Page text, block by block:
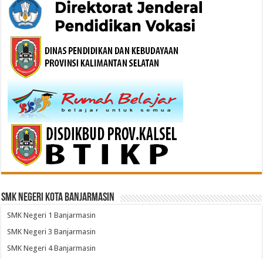
SMK Negeri Kota Banjarmasin
SMK Negeri 1 Banjarmasin
SMK Negeri 3 Banjarmasin
SMK Negeri 4 Banjarmasin